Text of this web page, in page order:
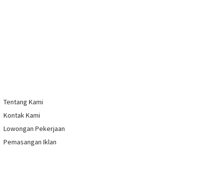
Tentang Kami
Kontak Kami
Lowongan Pekerjaan
Pemasangan Iklan